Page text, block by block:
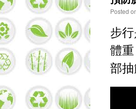
Posted
步
體
部